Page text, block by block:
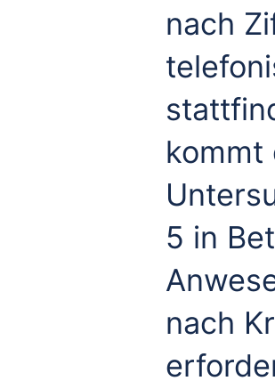
nach
kommt
5 in
nach